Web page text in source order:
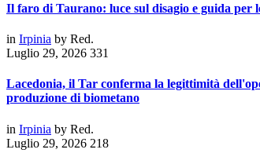
Il faro di Taurano: luce sul disagio e guida per
in Irpinia by Red.
Luglio 29, 2026 331
Lacedonia, il Tar conferma la legittimità
produzione di biometano
in Irpinia by Red.
Luglio 29, 2026 218